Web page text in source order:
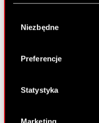
lokalizacji
analizując
palca)
osobiste dane są
zgody
Niezbędne
Preferencje
Statystyka
Marketing
Przydatne linki
Dowiedz się więcej: